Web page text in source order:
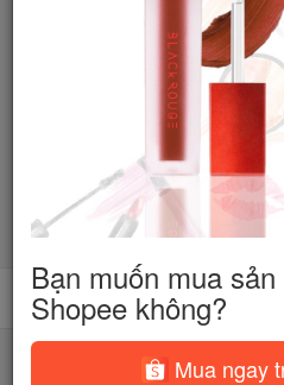
Bạn muốn mua
Shopee không?
Mua ngay